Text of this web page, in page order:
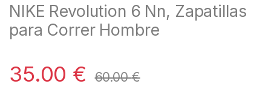
NIKE Revolution 6 Nn, Zapatillas
para Correr Hombre
35.00 € 60.00€